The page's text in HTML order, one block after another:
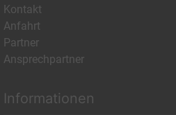
Kontakt
Anfahrt
Partner
Ansprechpartner
Informationen